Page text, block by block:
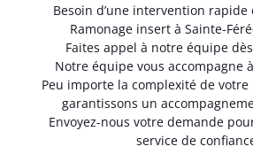
Besoin d’une intervention
Ramonage insert à Sainte-
Faites appel à notre équipe
Notre équipe vous accompagne
Peu importe la complexité de
garantissons un
Envoyez-nous votre demande
service de